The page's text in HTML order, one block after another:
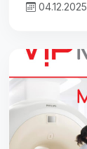
04.12.2025